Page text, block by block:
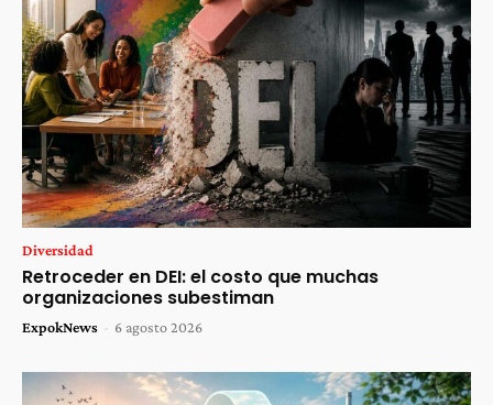
Diversidad
Retroceder en DEI: el costo que muchas
organizaciones subestiman
ExpokNews - 6 agosto 2026